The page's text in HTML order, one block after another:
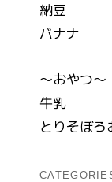
納豆
バナナ
～おやつ～
牛乳
とりそぼろ